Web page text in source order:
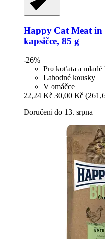
Happy Cat Meat in
kapsičce, 85 g
-26%
Pro koťata a mladé
Lahodné kousky
V omáčce
22,24 Kč 30,00 Kč
Doručení do 13. srpna